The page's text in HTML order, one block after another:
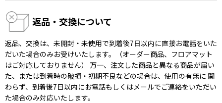
返品・交換について
返品、交換は、未開封・未使用で到着後7日以内に直接お電話をいた
だいた場合のみお受けいたします。（オーダー商品、フロアマット
はご対応しておりません） 万一、注文した商品と異なる商品が届い
た、または到着時の破損・初期不良などの場合は、使用の有無に 関
わらず、到着後7日以内にお電話もしくはメールでご連絡をいただい
た場合のみ対応いたします。